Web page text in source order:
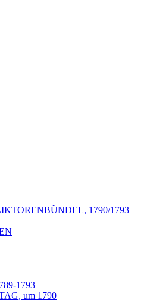
1790/1793
1793
um 1790